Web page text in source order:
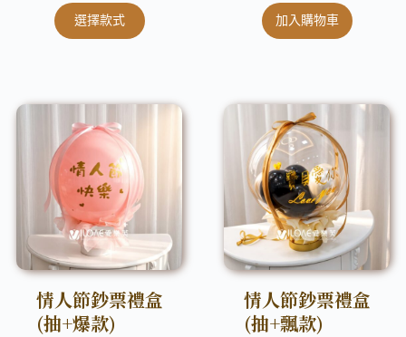
選擇款式 加入購物車
情人節鈔票禮盒
(抽+爆款)
情人節鈔票禮盒
(抽+飄款)